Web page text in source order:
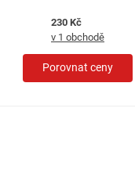
230 Kč
v 1 obchodě
Porovnat ceny